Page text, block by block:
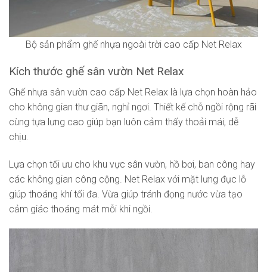
Bộ sản phẩm ghế nhựa ngoài trời cao cấp Net Relax
Kích thước ghế sân vườn Net Relax
Ghế nhựa sân vườn cao cấp Net Relax là lựa chọn hoàn hảo
cho không gian thư giãn, nghỉ ngơi. Thiết kế chỗ ngồi rộng rãi
cùng tựa lưng cao giúp bạn luôn cảm thấy thoải mái, dễ
chịu.
Lựa chọn tối ưu cho khu vực sân vườn, hồ bơi, ban công hay
các không gian công cộng. Net Relax với mặt lưng đục lỗ
giúp thoáng khí tối đa. Vừa giúp tránh đọng nước vừa tạo
cảm giác thoáng mát mỗi khi ngồi.